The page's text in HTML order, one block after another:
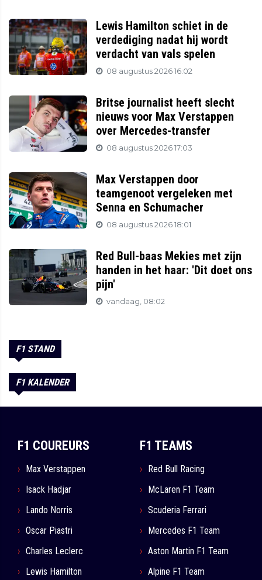
Lewis Hamilton schiet in de
verdediging nadat hij wordt
verdacht van vals spelen
08 augustus 2026 16:02
Britse journalist heeft slecht
nieuws voor Max Verstappen
over Mercedes-transfer
08 augustus 2026 17:03
Max Verstappen door
teamgenoot vergeleken met
Senna en Schumacher
08 augustus 2026 18:01
Red Bull-baas Mekies met zijn
handen in het haar: 'Dit doet ons
pijn'
vandaag, 08:02
F1 STAND
F1 KALENDER
F1 COUREURS
Max Verstappen
Isack Hadjar
Lando Norris
Oscar Piastri
Charles Leclerc
Lewis Hamilton
F1 TEAMS
Red Bull Racing
McLaren F1 Team
Scuderia Ferrari
Mercedes F1 Team
Aston Martin F1 Team
Alpine F1 Team